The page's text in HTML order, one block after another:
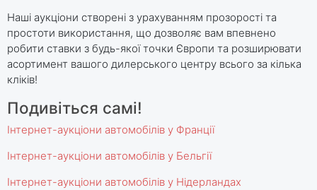
Наші аукціони створені з урахуванням прозорості та
простоти використання, що дозволяє вам впевнено
робити ставки з будь-якої точки Європи та розширювати
асортимент вашого дилерського центру всього за кілька
кліків!
Подивіться самі!
Інтернет-аукціони автомобілів у Франції
Інтернет-аукціони автомобілів у Бельгії
Інтернет-аукціони автомобілів у Нідерландах